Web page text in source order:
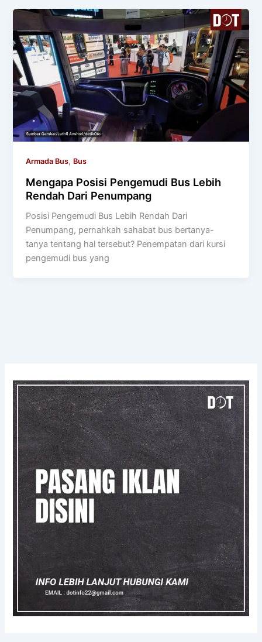
Armada Bus, Bus
Mengapa Posisi Pengemudi Bus Lebih
Rendah Dari Penumpang
Posisi Pengemudi Bus Lebih Rendah Dari
Penumpang, pernahkah sahabat bus bertanya-
tanya tentang hal tersebut? Penempatan dari kursi
pengemudi bus yang